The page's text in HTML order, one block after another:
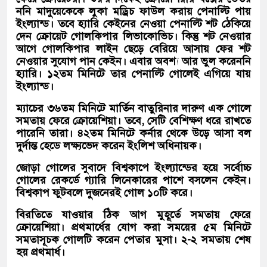
ননি মাদুয়েকেকে লুকা মড্রিচ ফাউল করায় পেনাল্টি পায়
ইংল্যান্ড। তবে হ্যারি কেইনের নেওয়া পেনাল্টি শট ঠেকিয়ে
দেন ক্রোয়েট গোলকিপার লিভাকোভিচ। কিন্তু শট নেওয়ার
আগে গোলকিপার লাইন ছেড়ে বেরিয়ে আসায় ফের শট
নেওয়ার সুযোগ পান কেইন। এবার অবশ্য আর ভুল করেননি
হ্যারি। ১২তম মিনিটে তার পেনাল্টি গোলেই এগিয়ে যায়
ইংল্যান্ড।
ম্যাচের ৩৬তম মিনিটে মার্তিন বাতুরিনার দারুণ এক গোলে
সমতায় ফেরে ক্রোয়েশিয়া। তবে, সেটি বেশিক্ষণ ধরে রাখতে
পারেনি তারা। ৪২তম মিনিটে কর্নার থেকে উড়ে আসা বল
দুর্দান্ত হেডে লক্ষ্যভেদ করেন ইংলিশ অধিনায়ক।
জোড়া গোলের সুবাদে বিশ্বকাপে ইংল্যান্ডের হয়ে সর্বোচ্চ
গোলের রেকর্ডে গ্যারি লিনেকারের পাশে বসলেন কেইন।
বিশ্বকাপ ফুটবলে দুজনেরই গোল ১০টি করে।
বিরতিতে যাওয়ার ঠিক আগ মুহূর্তে সমতায় ফেরে
ক্রোয়েশিয়া। প্রথমার্ধের যোগ করা সময়ের ৫ম মিনিটে
সমতাসূচক গোলটি করেন পেতার মুসা। ২-২ সমতায় শেষ
হয় প্রথমার্ধ।